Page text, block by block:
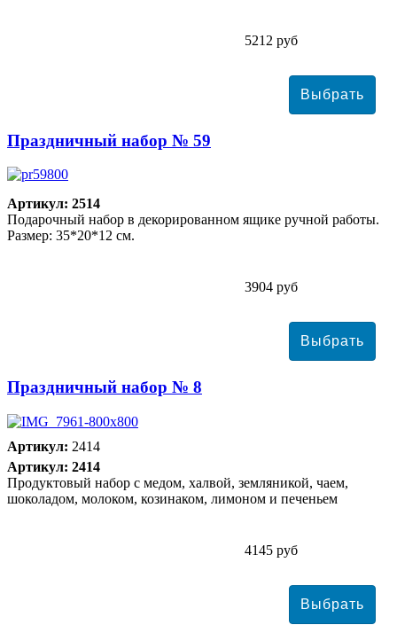
5212 руб
Праздничный набор № 59
Артикул: 2514
Подарочный набор в декорированном ящике ручной работы.
Размер: 35*20*12 см.
3904 руб
Праздничный набор № 8
Артикул: 2414
Артикул: 2414
Продуктовый набор с медом, халвой, земляникой, чаем,
шоколадом, молоком, козинаком, лимоном и печеньем
4145 руб